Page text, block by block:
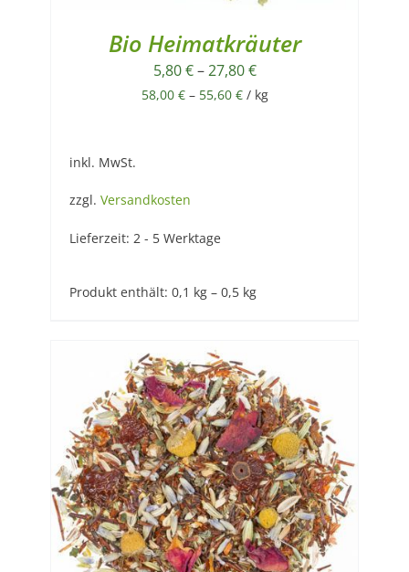
Bio Heimatkräuter
5,80€–27,80€
58,00 €– 55,60 €/ kg
inkl. MwSt.
zzgl. Versandkosten
Lieferzeit: 2 - 5 Werktage
Produkt enthält: 0,1 kg – 0,5 kg